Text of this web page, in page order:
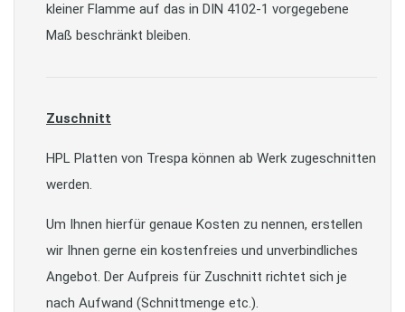
kleiner Flamme auf das in DIN 4102-1 vorgegebene
Maß beschränkt bleiben.
Zuschnitt
HPL Platten von Trespa können ab Werk zugeschnitten
werden.
Um Ihnen hierfür genaue Kosten zu nennen, erstellen
wir Ihnen gerne ein kostenfreies und unverbindliches
Angebot. Der Aufpreis für Zuschnitt richtet sich je
nach Aufwand (Schnittmenge etc.).